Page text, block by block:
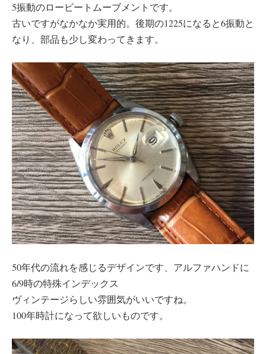
5振動のロービートムーブメントです。
古いですがなかなか実用的。後期の1225になると6振動と
なり、部品も少し変わってきます。
50年代の流れを感じるデザインです、アルファハンドに
6/9時の特殊インデックス
ヴィンテージらしい雰囲気がいいですね。
100年時計になって欲しいものです。